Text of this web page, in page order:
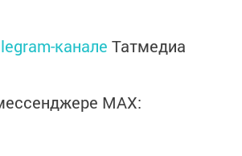
канале Татмедиа
MАХ: